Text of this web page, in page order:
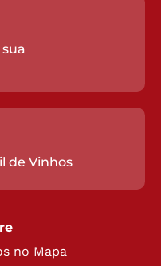
de Vinhos
no Mapa